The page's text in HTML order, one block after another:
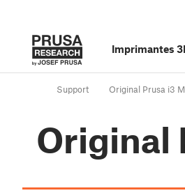
Imprimantes
Support Original Prusa i3
Original